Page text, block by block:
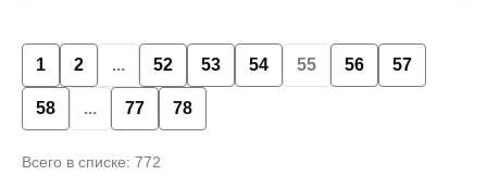
1 2 ... 52 53 54 55 56 57
58 ... 77 78
Всего в списке: 772